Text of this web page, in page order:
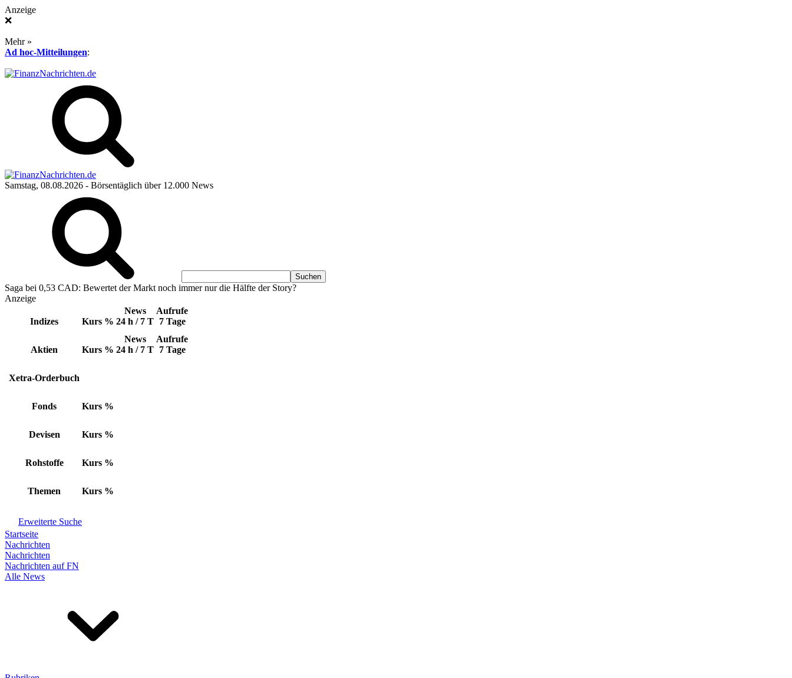
Anzeige
❌
Mehr »
Ad hoc-Mitteilungen:
Samstag, 08.08.2026 - Börsentäglich über 12.000 News
Saga bei 0,53 CAD: Bewertet der Markt noch immer nur die Hälfte der Story?
Anzeige
Indizes Kurs %
News
24 h / 7 T
Aufrufe
7 Tage
Aktien Kurs %
News
24 h / 7 T
Aufrufe
7 Tage
Xetra-Orderbuch
Fonds Kurs %
Devisen Kurs %
Rohstoffe Kurs %
Themen Kurs %
Erweiterte Suche
Startseite
Nachrichten
Nachrichten
Nachrichten auf FN
Alle News